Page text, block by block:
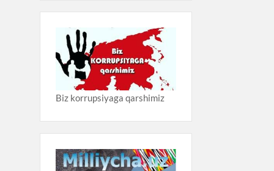
Biz korrupsiyaga qarshimiz